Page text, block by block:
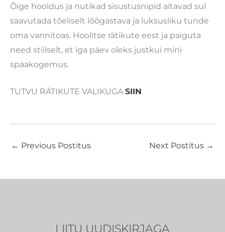
Õige hooldus ja nutikad sisustusnipid aitavad sul
saavutada tõeliselt lõõgastava ja luksusliku tunde
oma vannitoas. Hoolitse rätikute eest ja paiguta
need stiilselt, et iga päev oleks justkui mini
spaakogemus.
TUTVU RÄTIKUTE VALIKUGASIIN
← Previous Postitus Next Postitus →
LIITU UUDISKIRJAGA